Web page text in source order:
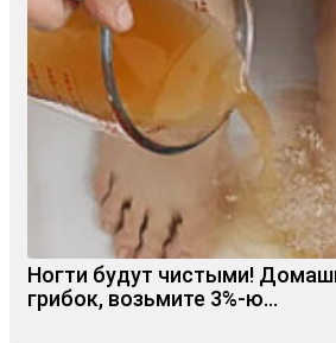
Ногти будут чистыми!
грибок, возьмите 3%-ю…